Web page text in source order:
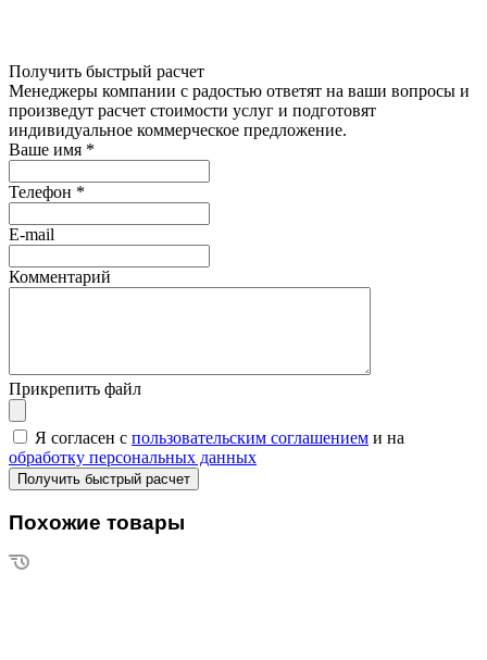
Получить быстрый расчет
Менеджеры компании с радостью ответят на ваши вопросы и
произведут расчет стоимости услуг и подготовят
индивидуальное коммерческое предложение.
Ваше имя *
Телефон *
E-mail
Комментарий
Прикрепить файл
Я согласен с пользовательским соглашением и на
обработку персональных данных
Похожие товары